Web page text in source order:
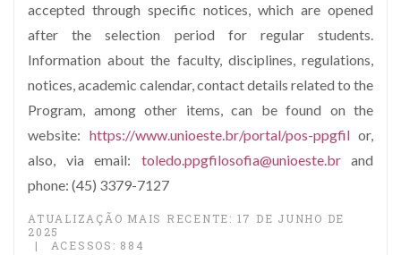
accepted through specific notices, which are opened
after the selection period for regular students.
Information about the faculty, disciplines, regulations,
notices, academic calendar, contact details related to the
Program, among other items, can be found on the
website: https://www.unioeste.br/portal/pos-ppgfilor,
also, via email: toledo.ppgfilosofia@unioeste.brand
phone: (45) 3379-7127
ATUALIZAÇÃO MAIS RECENTE: 17 DE JUNHO DE
2025
ACESSOS: 884